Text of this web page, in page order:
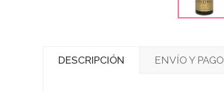
DESCRIPCIÓN ENVÍO Y PAGO